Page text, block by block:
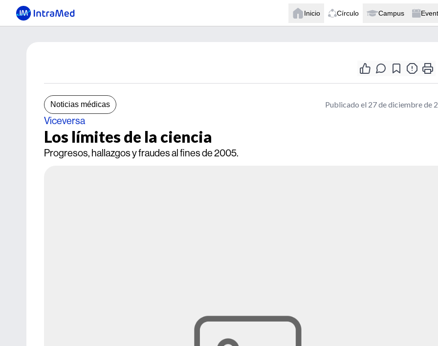
Inicio Círculo Campus
Noticias médicas Publicado el 27 de diciembre de
Viceversa
Los límites de la ciencia
Progresos, hallazgos y fraudes al fines de 2005.